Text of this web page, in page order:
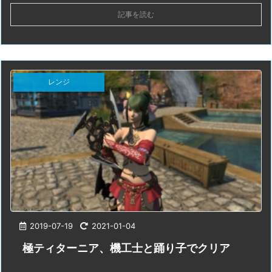
記事を読む
2019-07-19 2021-01-04
レンジ
極ティターニア、機工士と踊り子でクリア